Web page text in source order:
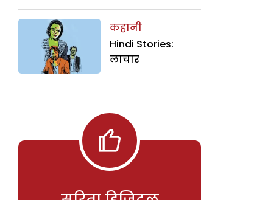
कहानी
Hindi Stories:
लाचार